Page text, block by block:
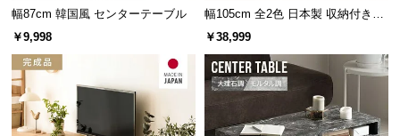
い
て
品・
キ
い。
抜群の耐水性で水をこぼしても安心
ラッカー塗装を施した天板は、水が染み込みにくく
幅87cm 韓国風 センターテーブル
￥9,998
幅105cm 全2色 日本製 収納付きセ
ンターテーブル TCT-008
￥38,999